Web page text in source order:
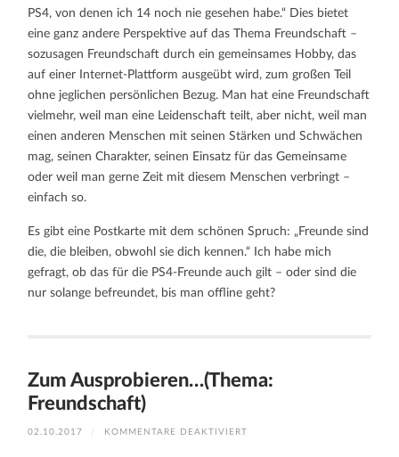
PS4, von denen ich 14 noch nie gesehen habe.“ Dies bietet
eine ganz andere Perspektive auf das Thema Freundschaft –
sozusagen Freundschaft durch ein gemeinsames Hobby, das
auf einer Internet-Plattform ausgeübt wird, zum großen Teil
ohne jeglichen persönlichen Bezug. Man hat eine Freundschaft
vielmehr, weil man eine Leidenschaft teilt, aber nicht, weil man
einen anderen Menschen mit seinen Stärken und Schwächen
mag, seinen Charakter, seinen Einsatz für das Gemeinsame
oder weil man gerne Zeit mit diesem Menschen verbringt –
einfach so.
Es gibt eine Postkarte mit dem schönen Spruch: „Freunde sind
die, die bleiben, obwohl sie dich kennen.“ Ich habe mich
gefragt, ob das für die PS4-Freunde auch gilt – oder sind die
nur solange befreundet, bis man offline geht?
Zum Ausprobieren…(Thema:
Freundschaft)
02.10.2017 / KOMMENTARE DEAKTIVIERT